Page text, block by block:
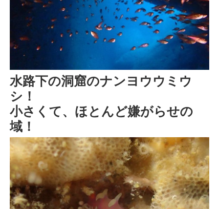
水路下の洞窟のナンヨウウミウ
シ！
小さくて、ほとんど嫌がらせの
域！